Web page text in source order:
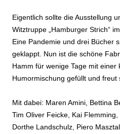
Eigentlich sollte die Ausstellung
Witztruppe „Hamburger Strich“
Eine Pandemie und drei Bücher
geklappt. Nun ist die schöne
Hamm für wenige Tage mit einer
Humormischung gefüllt und freut
Mit dabei: Maren Amini, Bettina
Tim Oliver Feicke, Kai
Dorthe Landschulz, Piero